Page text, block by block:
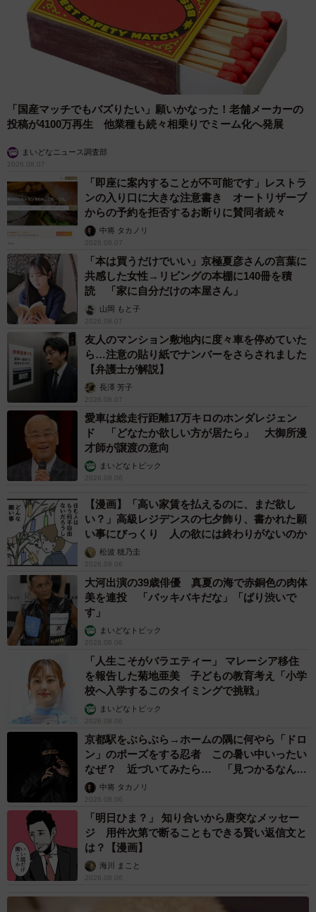
「国産マッチでもバズりたい」願いかなった！老舗メーカーの
投稿が4100万再生 他業種も続々相乗りでミーム化へ発展
まいどなニュース調査部
2026.08.07
「即座に案内することが不可能です」レストラ
ンの入り口に大きな注意書き オートリザーブ
からの予約を拒否するお断りに賛同者続々
中将 タカノリ
2026.08.07
「本は買うだけでいい」京極夏彦さんの言葉に
共感した女性→リビングの本棚に140冊を積
読 「家に自分だけの本屋さん」
山岡 もと子
2026.08.07
友人のマンション敷地内に度々車を停めていた
ら…注意の貼り紙でナンバーをさらされました
【弁護士が解説】
長澤 芳子
2026.08.07
愛車は総走行距離17万キロのホンダレジェン
ド 「どなたか欲しい方が居たら」 大御所漫
才師が譲渡の意向
まいどなトピック
2026.08.06
【漫画】「高い家賃を払えるのに、まだ欲し
い？」高級レジデンスの七夕飾り、書かれた願
い事にびっくり 人の欲には終わりがないのか
松波 穂乃圭
2026.08.06
大河出演の39歳俳優 真夏の海で赤銅色の肉体
美を連投 「バッキバキだな」「ばり渋いで
す」
まいどなトピック
2026.08.06
「人生こそがバラエティー」 マレーシア移住
を報告した菊地亜美 子どもの教育考え「小学
校へ入学するこのタイミングで挑戦」
まいどなトピック
2026.08.06
京都駅をぶらぶら→ホームの隅に何やら「ドロ
ン」のポーズをする忍者 この暑い中いったい
なぜ？ 近づいてみたら… 「見つかるなんて
未熟」中将 タカノリ
2026.08.06
「明日ひま？」 知り合いから唐突なメッセー
ジ 用件次第で断ることもできる賢い返信文と
は？【漫画】
海川 まこと
2026.08.06